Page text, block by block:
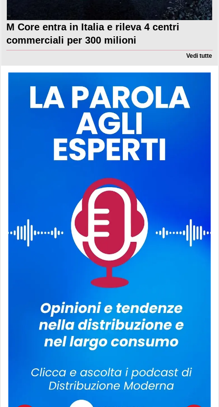
M Core entra in Italia e rileva 4 centri
commerciali per 300 milioni
Vedi tutte